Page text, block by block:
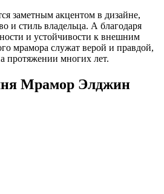
заметным акцентом в дизайне,
и стиль владельца. А благодаря
и устойчивости к внешним
мрамора служат верой и правдой,
протяжении многих лет.
Мрамор Элджин